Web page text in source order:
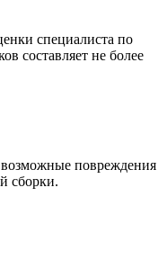
специалиста по
составляет не более
повреждения
сборки.